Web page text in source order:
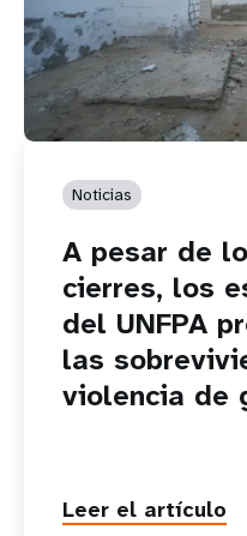
Noticias
A pesar de
cierres, los
del UNFPA
las
violencia de
Leer el artículo